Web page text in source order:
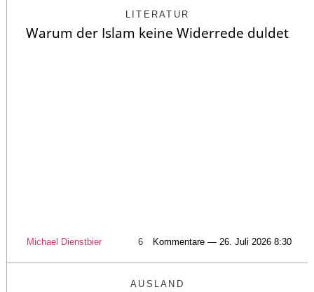
LITERATUR
Warum der Islam keine Widerrede duldet
Michael Dienstbier 6 Kommentare — 26. Juli 2026 8:30
AUSLAND